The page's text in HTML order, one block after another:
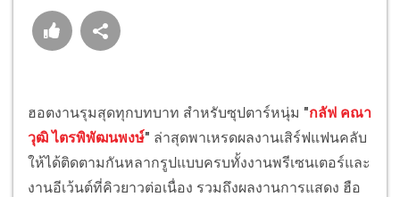
ฮอตงานรุมสุดทุกบทบาท สำหรับซุปตาร์หนุ่ม "กลัฟ คณา
วุฒิ ไตรพิพัฒนพงษ์" ล่าสุดพาเหรดผลงานเสิร์ฟแฟนคลับ
ให้ได้ติดตามกันหลากรูปแบบครบทั้งงานพรีเซนเตอร์และ
งานอีเว้นต์ที่คิวยาวต่อเนื่อง รวมถึงผลงานการแสดง ฮือ